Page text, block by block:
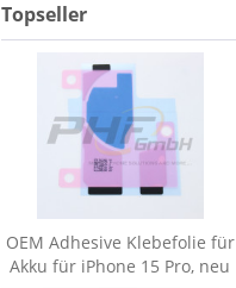
Topseller
OEM Adhesive Klebefolie für
Akku für iPhone 15 Pro, neu